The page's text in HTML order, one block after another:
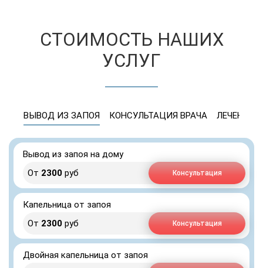
СТОИМОСТЬ НАШИХ
УСЛУГ
ВЫВОД ИЗ ЗАПОЯ КОНСУЛЬТАЦИЯ ВРАЧА ЛЕЧЕНИЕ
Вывод из запоя на дому
От 2300 руб Консультация
Капельница от запоя
От 2300 руб Консультация
Двойная капельница от запоя